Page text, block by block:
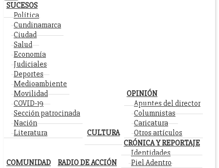
SUCESOS
Política
Cundinamarca
Ciudad
Salud
Economía
Judiciales
Deportes
Medioambiente
Movilidad
COVID-19
Sección patrocinada
Nación
Literatura
CULTURA
OPINIÓN
Apuntes del director
Columnistas
Caricatura
Otros artículos
COMUNIDAD RADIO DE ACCIÓN
CRÓNICA Y REPORTAJE
Identidades
Piel Adentro